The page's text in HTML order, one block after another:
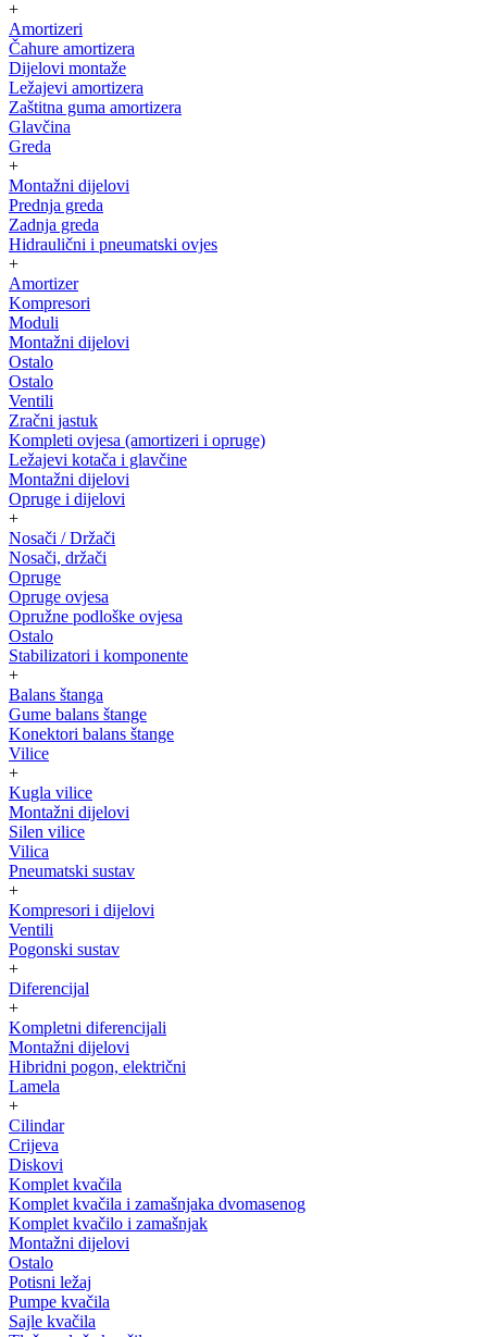
+
Amortizeri
Čahure amortizera
Dijelovi montaže
Ležajevi amortizera
Zaštitna guma amortizera
Glavčina
Greda
+
Montažni dijelovi
Prednja greda
Zadnja greda
Hidraulični i pneumatski ovjes
+
Amortizer
Kompresori
Moduli
Montažni dijelovi
Ostalo
Ostalo
Ventili
Zračni jastuk
Kompleti ovjesa (amortizeri i opruge)
Ležajevi kotača i glavčine
Montažni dijelovi
Opruge i dijelovi
+
Nosači / Držači
Nosači, držači
Opruge
Opruge ovjesa
Opružne podloške ovjesa
Ostalo
Stabilizatori i komponente
+
Balans štanga
Gume balans štange
Konektori balans štange
Vilice
+
Kugla vilice
Montažni dijelovi
Silen vilice
Vilica
Pneumatski sustav
+
Kompresori i dijelovi
Ventili
Pogonski sustav
+
Diferencijal
+
Kompletni diferencijali
Montažni dijelovi
Hibridni pogon, električni
Lamela
+
Cilindar
Crijeva
Diskovi
Komplet kvačila
Komplet kvačila i zamašnjaka dvomasenog
Komplet kvačilo i zamašnjak
Montažni dijelovi
Ostalo
Potisni ležaj
Pumpe kvačila
Sajle kvačila